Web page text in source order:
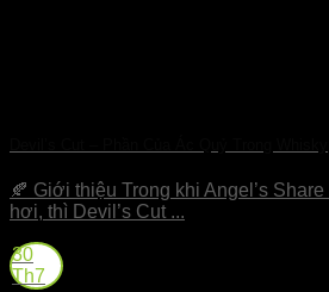
🍂 Giới thiệu Trong khi Angel’s
hơi, thì Devil’s Cut ...
30
Th7